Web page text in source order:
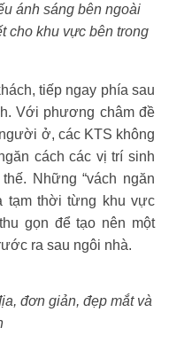
ánh sáng bên ngoài
cho khu vực bên trong
tiếp ngay phía sau
Với phương châm đề
ở, các KTS không
cách các vị trí sinh
Những “vách ngăn
tạm thời từng khu vực
gọn để tạo nên một
ra sau ngôi nhà.
đơn giản, đẹp mắt và